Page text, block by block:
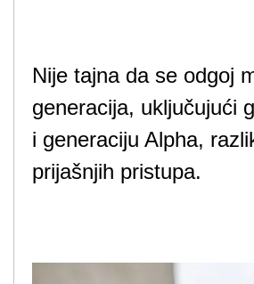
Nije tajna da se odgoj
generacija, uključujući
i generaciju Alpha,
prijašnjih pristupa.